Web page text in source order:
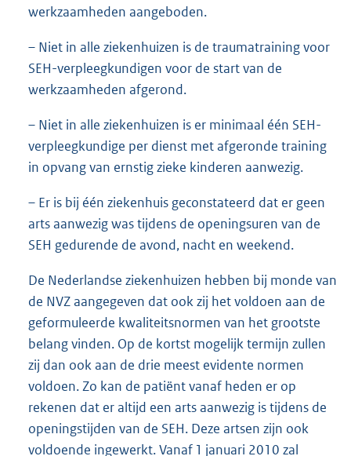
werkzaamheden aangeboden.
– Niet in alle ziekenhuizen is de traumatraining voor
SEH-verpleegkundigen voor de start van de
werkzaamheden afgerond.
– Niet in alle ziekenhuizen is er minimaal één SEH-
verpleegkundige per dienst met afgeronde training
in opvang van ernstig zieke kinderen aanwezig.
– Er is bij één ziekenhuis geconstateerd dat er geen
arts aanwezig was tijdens de openingsuren van de
SEH gedurende de avond, nacht en weekend.
De Nederlandse ziekenhuizen hebben bij monde van
de NVZ aangegeven dat ook zij het voldoen aan de
geformuleerde kwaliteitsnormen van het grootste
belang vinden. Op de kortst mogelijk termijn zullen
zij dan ook aan de drie meest evidente normen
voldoen. Zo kan de patiënt vanaf heden er op
rekenen dat er altijd een arts aanwezig is tijdens de
openingstijden van de SEH. Deze artsen zijn ook
voldoende ingewerkt. Vanaf 1 januari 2010 zal